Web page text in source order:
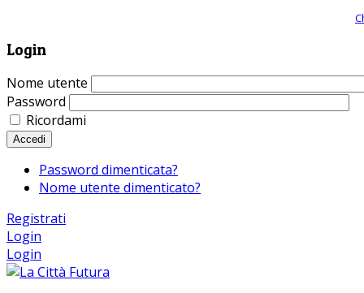
Login
Nome utente
Password
Ricordami
Accedi
Password dimenticata?
Nome utente dimenticato?
Registrati
Login
Login